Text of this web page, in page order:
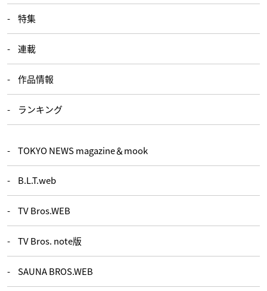
特集
連載
作品情報
ランキング
TOKYO NEWS magazine＆mook
B.L.T.web
TV Bros.WEB
TV Bros. note版
SAUNA BROS.WEB